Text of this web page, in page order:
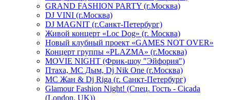
GRAND FASHION PARTY (г.Москва)
DJ VINI (г.Москва)
DJ MAGNIT (г.Санкт-Петербург)
Живой концерт «Loc Dog» (г. Москва)
Новый клубный проект «GAMES NOT OVER»
Концерт группы «PLAZMA» (г.Москва)
MOVIE NIGHT (Фрик-шоу "Эйфория")
Птаха, МС Дым, Dj Nik One (г.Москва)
МС Жан & Dj Riga (г. Санкт-Петербург)
Glamour Fashion Night! (Спец. Гость - Cicada
(London, UK))